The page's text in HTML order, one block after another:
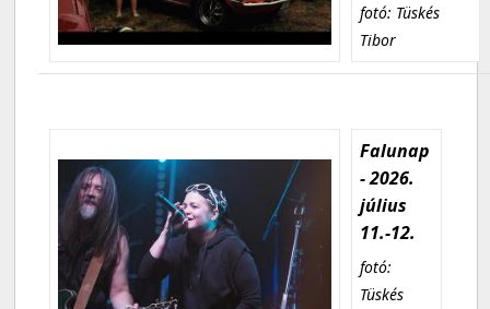
fotó: Tüskés
Tibor
Falunap
- 2026.
július
11.-12.
fotó:
Tüskés